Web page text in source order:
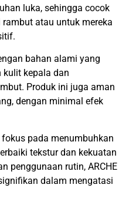
luka, sehingga cocok
atau untuk mereka
bahan alami yang
kulit kepala dan
Produk ini juga aman
dengan minimal efek
pada menumbuhkan
tekstur dan kekuatan
penggunaan rutin, ARCHE
dalam mengatasi